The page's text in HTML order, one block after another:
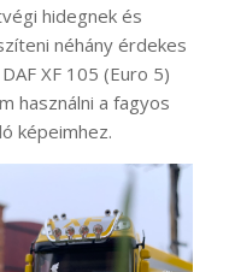
hidegnek és
néhány érdekes
XF 105 (Euro 5)
használni a fagyos
képeimhez.